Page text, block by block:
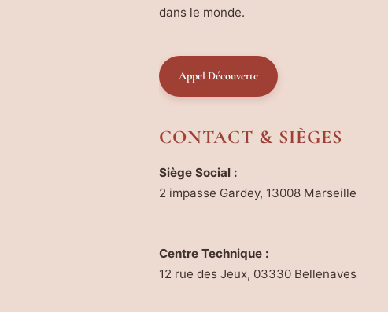
dans le monde.
Appel Découverte
CONTACT & SIÈGES
Siège Social :
2 impasse Gardey, 13008 Marseille
Centre Technique :
12 rue des Jeux, 03330 Bellenaves